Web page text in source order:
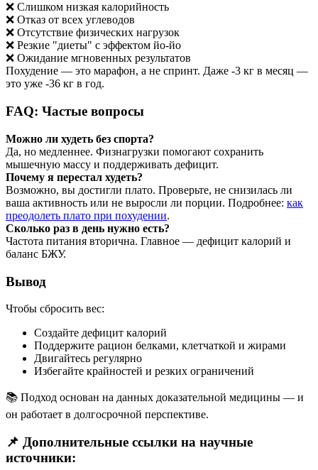
❌ Слишком низкая калорийность
❌ Отказ от всех углеводов
❌ Отсутствие физических нагрузок
❌ Резкие "диеты" с эффектом йо-йо
❌ Ожидание мгновенных результатов
Похудение — это марафон, а не спринт. Даже -3 кг в месяц —
это уже -36 кг в год.
FAQ: Частые вопросы
Можно ли худеть без спорта?
Да, но медленнее. Физнагрузки помогают сохранить
мышечную массу и поддерживать дефицит.
Почему я перестал худеть?
Возможно, вы достигли плато. Проверьте, не снизилась ли
ваша активность или не выросли ли порции. Подробнее: как
преодолеть плато при похудении.
Сколько раз в день нужно есть?
Частота питания вторична. Главное — дефицит калорий и
баланс БЖУ.
Вывод
Чтобы сбросить вес:
Создайте дефицит калорий
Поддержите рацион белками, клетчаткой и жирами
Двигайтесь регулярно
Избегайте крайностей и резких ограничений
📚 Подход основан на данных доказательной медицины — и
он работает в долгосрочной перспективе.
📌 Дополнительные ссылки на научные
источники: